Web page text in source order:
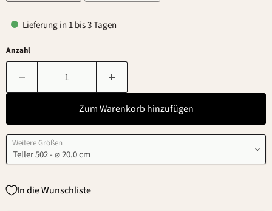
Lieferung in 1 bis 3 Tagen
Anzahl
Zum Warenkorb hinzufügen
Weitere Größen
In die Wunschliste